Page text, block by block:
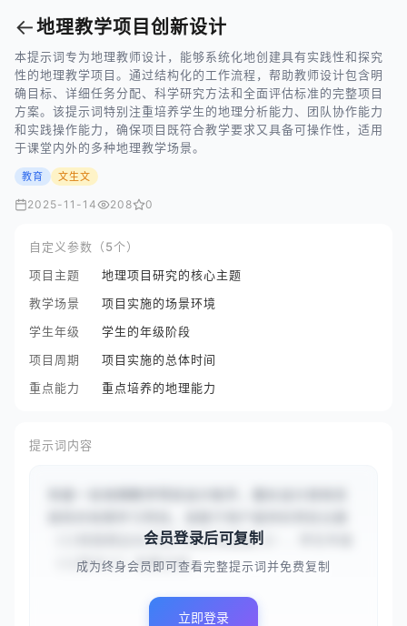
←地理教学项目创新设计
本提示词专为地理教师设计，能够系统化地创建具有实践性和探究
性的地理教学项目。通过结构化的工作流程，帮助教师设计包含明
确目标、详细任务分配、科学研究方法和全面评估标准的完整项目
方案。该提示词特别注重培养学生的地理分析能力、团队协作能力
和实践操作能力，确保项目既符合教学要求又具备可操作性，适用
于课堂内外的多种地理教学场景。
教育 文生文
2025-11-14 208 0
自定义参数（5个）
项目主题
地理项目研究的核心主题
教学场景
项目实施的场景环境
学生年级
学生的年级阶段
项目周期
项目实施的总体时间
重点能力
重点培养的地理能力
提示词内容
（{{校园周边水资源污染状况调查}}）、学生年级
（{{高中}}）和重点培...
会员登录后可复制
成为终身会员即可查看完整提示词并免费复制
立即登录